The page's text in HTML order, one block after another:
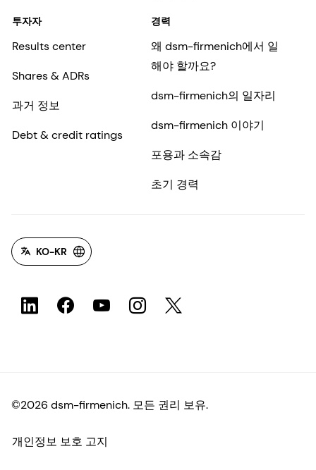
투자자
Results center
Shares & ADRs
과거 정보
Debt & credit ratings
경력
왜 dsm-firmenich에서 일
해야 할까요?
dsm-firmenich의 일자리
dsm-firmenich 이야기
포용과 소속감
초기 경력
KO-KR
©2026 dsm-firmenich. 모든 권리 보유.
개인정보 보호 고지